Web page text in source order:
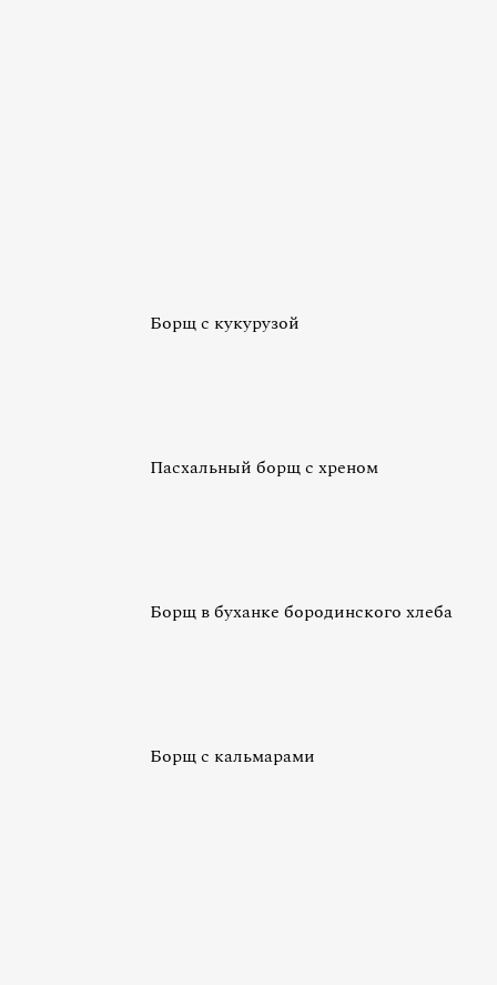
Борщ с кукурузой
Пасхальный борщ с хреном
Борщ в буханке бородинского хлеба
Борщ с кальмарами